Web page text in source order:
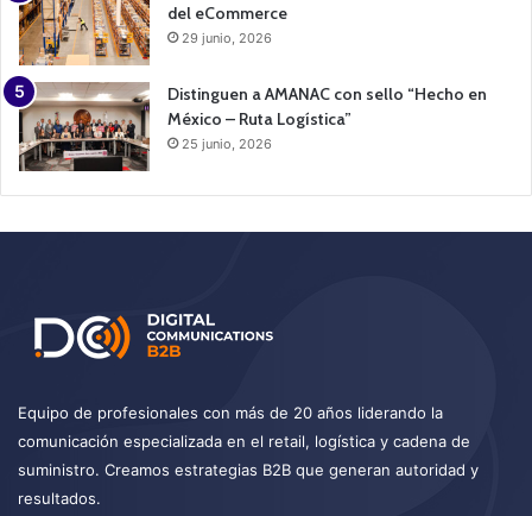
del eCommerce
29 junio, 2026
Distinguen a AMANAC con sello “Hecho en
México – Ruta Logística”
25 junio, 2026
Equipo de profesionales con más de 20 años liderando la
comunicación especializada en el retail, logística y cadena de
suministro. Creamos estrategias B2B que generan autoridad y
resultados.